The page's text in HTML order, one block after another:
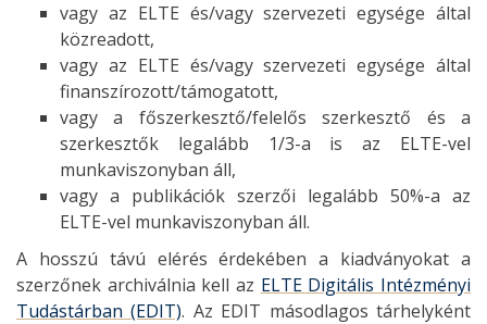
vagy az ELTE és/vagy szervezeti egysége által
közreadott,
vagy az ELTE és/vagy szervezeti egysége által
finanszírozott/támogatott,
vagy a főszerkesztő/felelős szerkesztő és a
szerkesztők legalább 1/3-a is az ELTE-vel
munkaviszonyban áll,
vagy a publikációk szerzői legalább 50%-a az
ELTE-vel munkaviszonyban áll.
A hosszú távú elérés érdekében a kiadványokat a
szerzőnek archiválnia kell az ELTE Digitális Intézményi
Tudástárban (EDIT). Az EDIT másodlagos tárhelyként